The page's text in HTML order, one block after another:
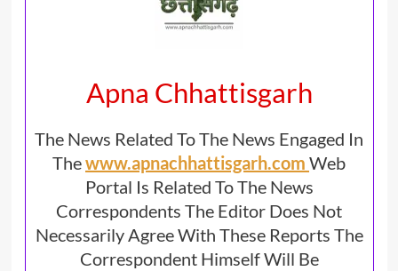
Apna Chhattisgarh
The News Related To The News Engaged In
Thewww.apnachhattisgarh.com Web
Portal Is Related To The News
Correspondents The Editor Does Not
Necessarily Agree With These Reports The
Correspondent Himself Will Be